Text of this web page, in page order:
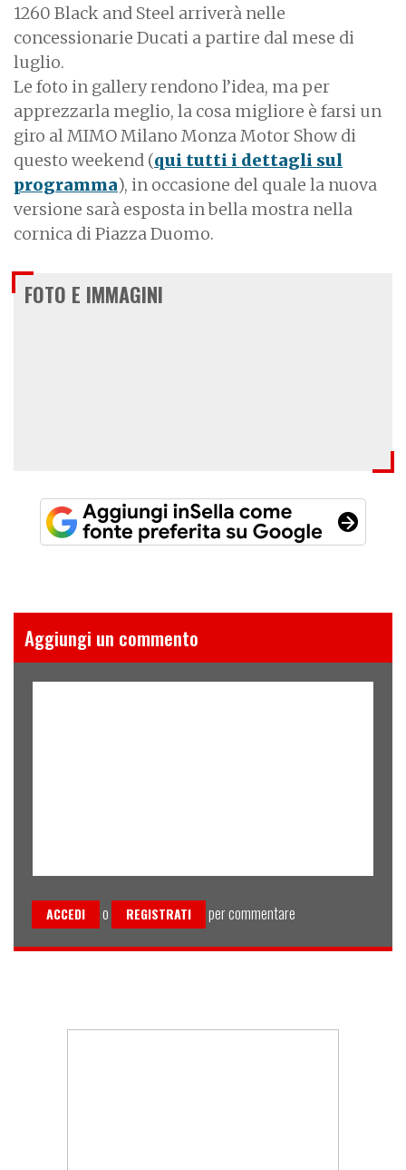
1260 Black and Steel arriverà nelle
concessionarie Ducati a partire dal mese di
luglio.
Le foto in gallery rendono l’idea, ma per
apprezzarla meglio, la cosa migliore è farsi un
giro al MIMO Milano Monza Motor Show di
questo weekend (qui tutti i dettagli sul
programma), in occasione del quale la nuova
versione sarà esposta in bella mostra nella
cornica di Piazza Duomo.
FOTO E IMMAGINI
Aggiungi un commento
ACCEDI o REGISTRATI per commentare